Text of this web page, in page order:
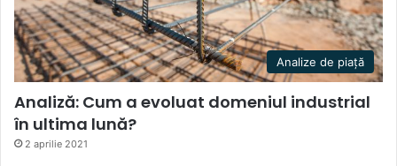
Analize de piață
Analiză: Cum a evoluat domeniul industrial
în ultima lună?
2 aprilie 2021